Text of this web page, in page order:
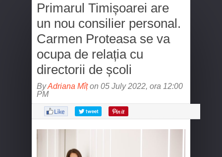
Primarul Timișoarei are
un nou consilier personal.
Carmen Proteasa se va
ocupa de relația cu
directorii de școli
ByAdriana Mîțon 05 July 2022, ora 12:00
PM